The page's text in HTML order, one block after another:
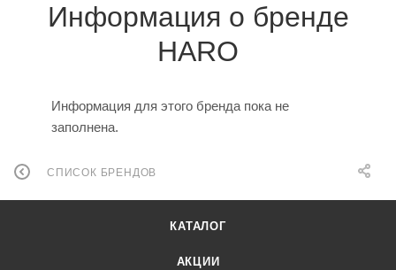
Информация о бренде
HARO
Информация для этого бренда пока не
заполнена.
СПИСОК БРЕНДОВ
КАТАЛОГ
АКЦИИ